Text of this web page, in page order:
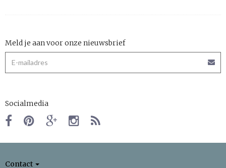
Meld je aan voor onze nieuwsbrief
Socialmedia
Contact